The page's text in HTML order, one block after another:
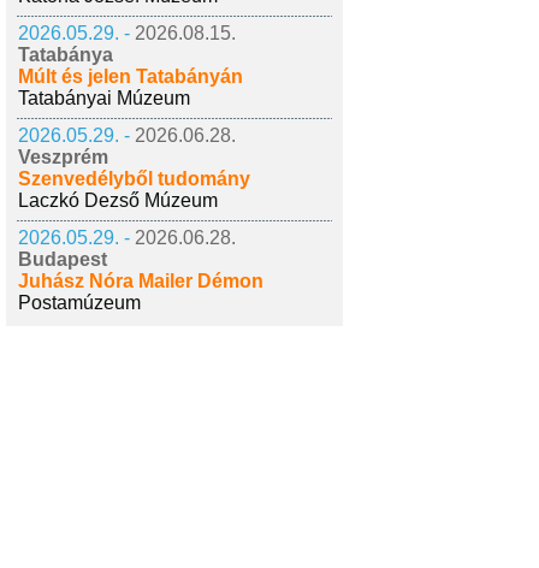
2026.05.29. - 2026.08.15.
Tatabánya
Múlt és jelen Tatabányán
Tatabányai Múzeum
2026.05.29. - 2026.06.28.
Veszprém
Szenvedélyből tudomány
Laczkó Dezső Múzeum
2026.05.29. - 2026.06.28.
Budapest
Juhász Nóra Mailer Démon
Postamúzeum